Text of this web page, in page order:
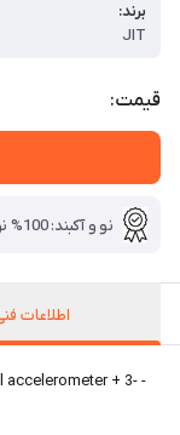
برند:
JIT
قیمت:
نو و آکبند: 100% نو
اطلاعات
accelerometer + 3-